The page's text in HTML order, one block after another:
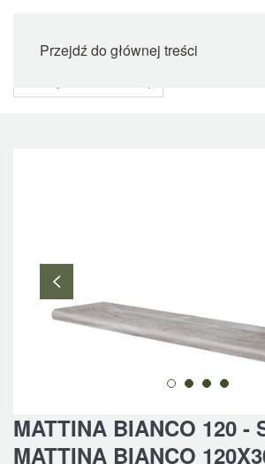
Przejdź do głównej treści
MATTINA BIANCO 120 -
MATTINA BIANCO